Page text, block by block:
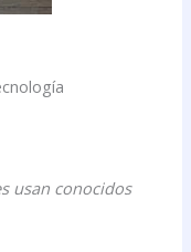
usan conocidos